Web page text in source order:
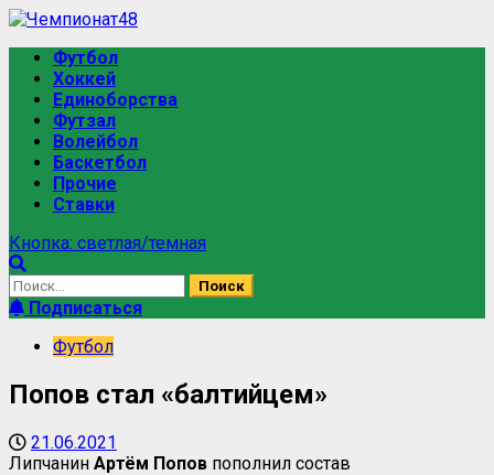
Футбол
Хоккей
Единоборства
Футзал
Волейбол
Баскетбол
Прочие
Ставки
Кнопка: светлая/темная
Подписаться
Футбол
Попов стал «балтийцем»
21.06.2021
Липчанин Артём Попов пополнил состав